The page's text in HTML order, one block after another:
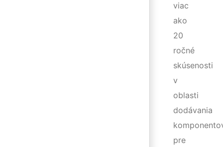
viac
ako
20
ročné
skúsenosti
v
oblasti
dodávania
pre